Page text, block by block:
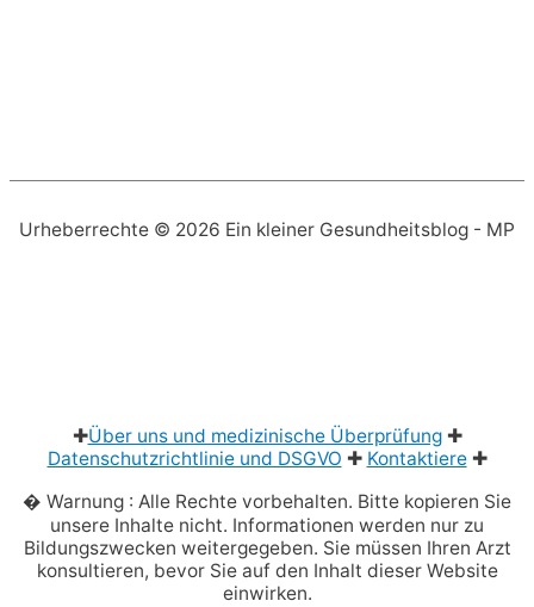
Urheberrechte © 2026 Ein kleiner Gesundheitsblog - MP
✚Über uns und medizinische Überprüfung✚
Datenschutzrichtlinie und DSGVO ✚ Kontaktiere✚
� Warnung : Alle Rechte vorbehalten. Bitte kopieren Sie
unsere Inhalte nicht. Informationen werden nur zu
Bildungszwecken weitergegeben. Sie müssen Ihren Arzt
konsultieren, bevor Sie auf den Inhalt dieser Website
einwirken.